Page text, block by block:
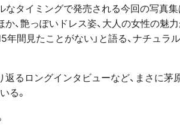
タイミングで発売される今回の写真
、艶っぽいドレス姿、大人の女性の魅
年間見たことがない」と語る、ナチュ
るロングインタビューなど、まさに茅
る。